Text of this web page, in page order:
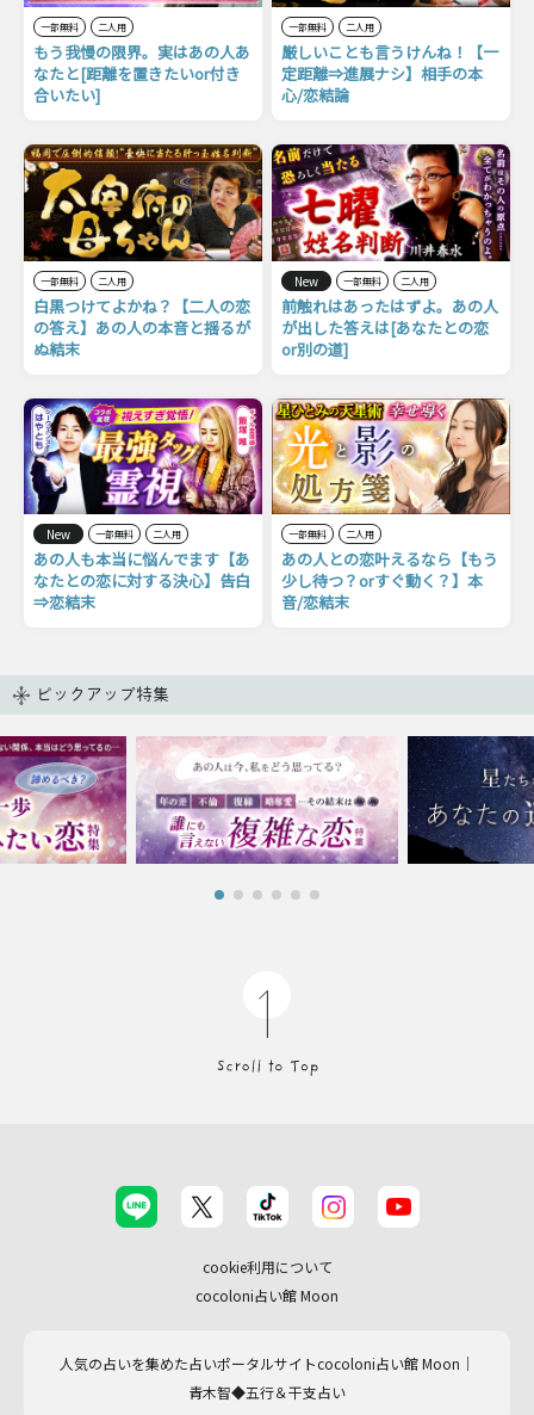
一部無料 二人用
もう我慢の限界。実はあの人あ
なたと[距離を置きたいor付き
合いたい]
一部無料 二人用
厳しいことも言うけんね！【一
定距離⇒進展ナシ】相手の本
心/恋結論
一部無料 二人用
白黒つけてよかね？【二人の恋
の答え】あの人の本音と揺るが
ぬ結末
New 一部無料 二人用
前触れはあったはずよ。あの人
が出した答えは[あなたとの恋
or別の道]
New 一部無料 二人用
あの人も本当に悩んでます【あ
なたとの恋に対する決心】告白
⇒恋結末
一部無料 二人用
あの人との恋叶えるなら【もう
少し待つ？orすぐ動く？】本
音/恋結末
ピックアップ特集
cookie利用について
cocoloni占い館 Moon
人気の占いを集めた占いポータルサイトcocoloni占い館 Moon｜
青木智◆五行＆干支占い